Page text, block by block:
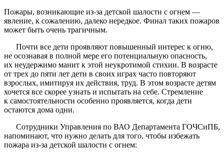
Пожары, возникающие из-за детской шалости с огнем —
явление, к сожалению, далеко нередкое. Финал таких пожаров
может быть очень трагичным.
Почти все дети проявляют повышенный интерес к огню,
не осознавая в полной мере его потенциальную опасность,
их неудержимо манит к этой неукротимой стихии. В возрасте
от трех до пяти лет дети в своих играх часто повторяют
взрослых, имитируя их действия, труд. В этом возрасте детям
хочется все скорее узнать и испытать на себе. Стремление
к самостояте­льности особенно проявляется, когда дети
остаются дома одни.
Сотрудники Управления по ВАО Департамента ГОЧСиПБ,
напоминают, что нужно делать для того, чтобы избежать
пожара из-за детской шалости с огнем: